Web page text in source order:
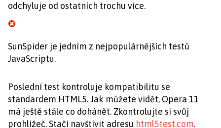
odchyluje od ostatních trochu více.
SunSpider je jedním z nejpopulárnějších testů
JavaScriptu.
Poslední test kontroluje kompatibilitu se
standardem HTML5. Jak můžete vidět, Opera 11
má ještě stále co dohánět. Zkontrolujte si svůj
prohlížeč. Stačí navštívit adresu html5test.com.